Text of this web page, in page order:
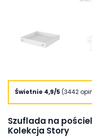
Świetnie 4,9/5 (3442
Szuflada na
Kolekcja Story